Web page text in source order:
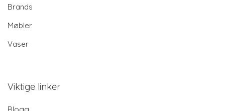
Brands
Møbler
Vaser
Viktige linker